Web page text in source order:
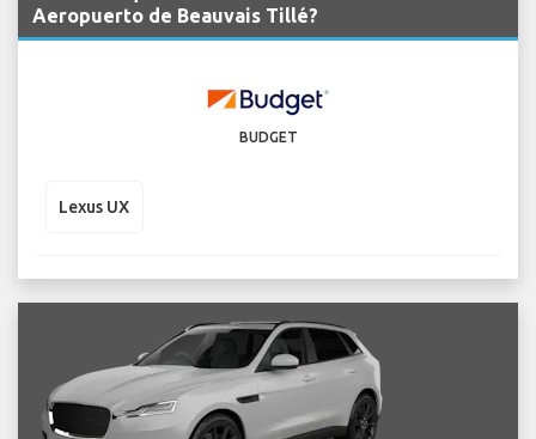
Aeropuerto de Beauvais Tillé?
BUDGET
Lexus UX